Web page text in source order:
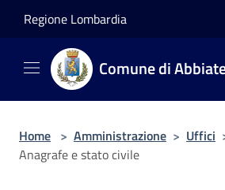
Regione Lombardia
Comune di
Home > Amministrazione > Uffici
Anagrafe e stato civile